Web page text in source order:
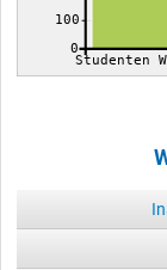
0
100
Studenten